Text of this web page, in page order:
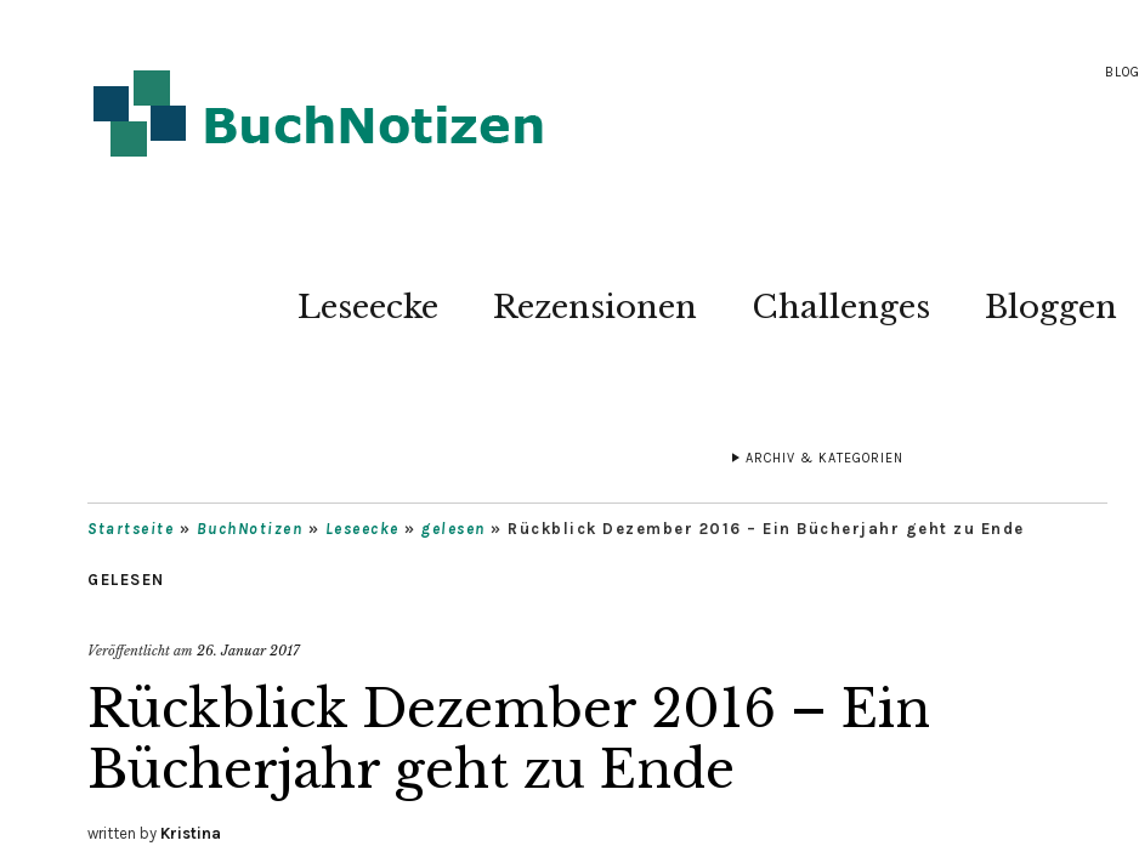
BLOG
Leseecke Rezensionen Challenges Bloggen
ARCHIV & KATEGORIEN
Startseite » BuchNotizen » Leseecke » gelesen » Rückblick Dezember 2016 – Ein Bücherjahr geht zu Ende
GELESEN
Veröffentlicht am 26. Januar 2017
Rückblick Dezember 2016 – Ein
Bücherjahr geht zu Ende
written by Kristina